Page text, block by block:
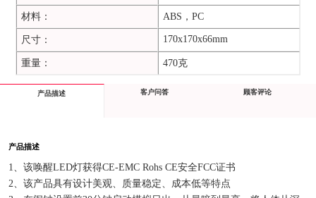
材料： ABS，PC
尺寸： 170x170x66mm
重量： 470克
产品描述 客户问答 顾客评论
产品描述
1、该唤醒LED灯获得CE-EMC Rohs CE安全FCC证书
2、该产品具有设计美观、质量稳定、成本低等特点